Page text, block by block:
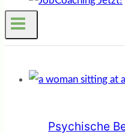
Psychische